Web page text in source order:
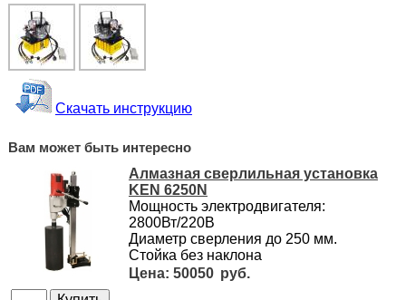
Скачать инструкцию
Вам может быть интересно
Алмазная сверлильная установка
KEN 6250N
Мощность электродвигателя:
2800Вт/220В
Диаметр сверления до 250 мм.
Стойка без наклона
50050